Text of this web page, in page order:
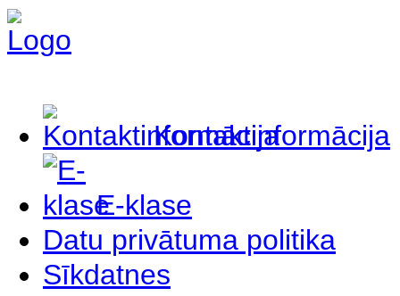
Kontaktinformācija
E-klase
Datu privātuma politika
Sīkdatnes